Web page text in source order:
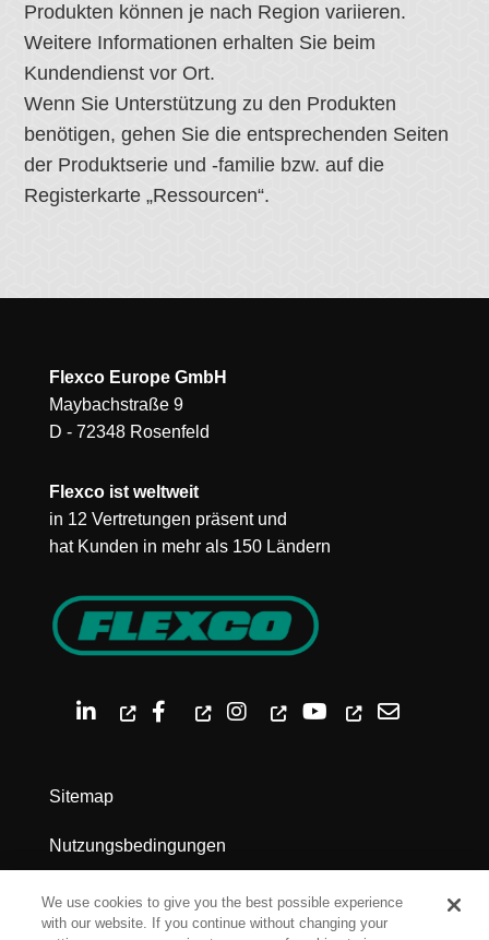
Produkten können je nach Region variieren.
Weitere Informationen erhalten Sie beim
Kundendienst vor Ort.
Wenn Sie Unterstützung zu den Produkten
benötigen, gehen Sie die entsprechenden Seiten
der Produktserie und -familie bzw. auf die
Registerkarte „Ressourcen“.
Flexco Europe GmbH
Maybachstraße 9
D - 72348 Rosenfeld
Flexco ist weltweit
in 12 Vertretungen präsent und
hat Kunden in mehr als 150 Ländern
Sitemap
Nutzungsbedingungen
Datenschutz
We use cookies to give you the best possible experience
with our website. If you continue without changing your